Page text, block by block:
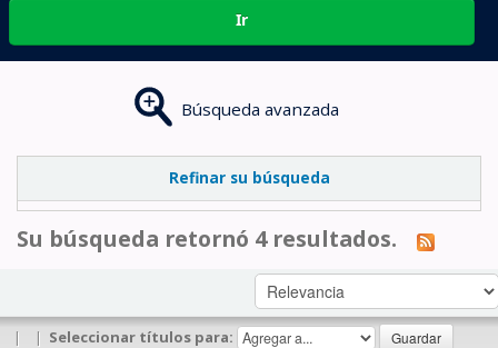
Ir
Búsqueda avanzada
Refinar su búsqueda
Su búsqueda retornó 4 resultados.
| | Seleccionar títulos para: